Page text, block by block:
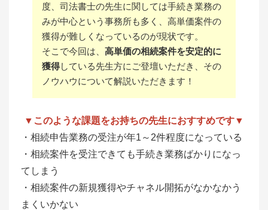
度、司法書士の先生に関しては手続き業務の
みが中心という事務所も多く、高単価案件の
獲得が難しくなっているのが現状です。
そこで今回は、 高単価の相続案件を安定的に
獲得している先生方にご登壇いただき、その
ノウハウについて解説いただきます！
▼このような課題をお持ちの先生におすすめです▼
・相続申告業務の受注が年1～2件程度になっている
・相続案件を受注できても手続き業務ばかりになっ
てしまう
・相続案件の新規獲得やチャネル開拓がなかなかう
まくいかない